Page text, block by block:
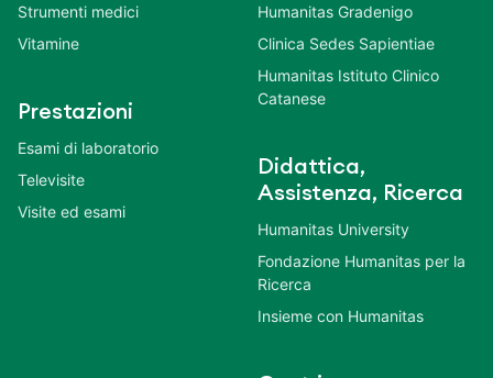
Strumenti medici
Vitamine
Prestazioni
Esami di laboratorio
Televisite
Visite ed esami
Humanitas Gradenigo
Clinica Sedes Sapientiae
Humanitas Istituto Clinico
Catanese
Didattica,
Assistenza, Ricerca
Humanitas University
Fondazione Humanitas per la
Ricerca
Insieme con Humanitas